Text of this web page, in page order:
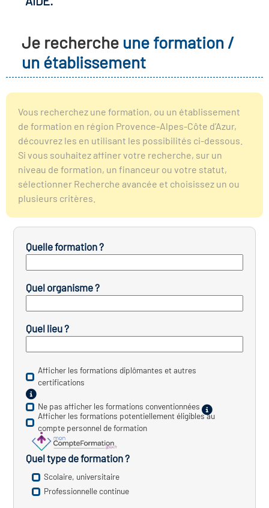
les métiers
clés métiers et
lieu d'information ou
Solidaire (ESS)
du secteur sanitaire
de l'Industrie
emploi-formation
des transitions
de construction)
des secteurs(en
construction)
Je recherche une formation /
un établissement
Vous recherchez une formation, ou un établissement
de formation en région Provence-Alpes-Côte d’Azur,
découvrez les en utilisant les possibilités ci-dessous.
Si vous souhaitez affiner votre recherche, sur un
niveau de formation, un financeur ou votre statut,
sélectionner Recherche avancée et choisissez un ou
plusieurs critères.
Quelle formation ?
Quel organisme ?
Quel lieu ?
Afficher les formations diplômantes et autres
certifications
Ne pas afficher les formations conventionnées
Afficher les formations potentiellement éligibles au
compte personnel de formation
Quel type de formation ?
Scolaire, universitaire
Professionnelle continue